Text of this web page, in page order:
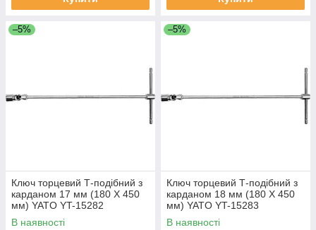
–5%
Ключ торцевий Т-подібний з
карданом 17 мм (180 Х 450
мм) YATO YT-15282
(Польща)
В наявності
–5%
Ключ торцевий Т-подібний з
карданом 18 мм (180 Х 450
мм) YATO YT-15283
(Польща)
В наявності